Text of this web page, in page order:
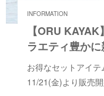
INFORMATION
【ORU
ラエティ豊か
お得なセットアイ
11/21(金)より販売